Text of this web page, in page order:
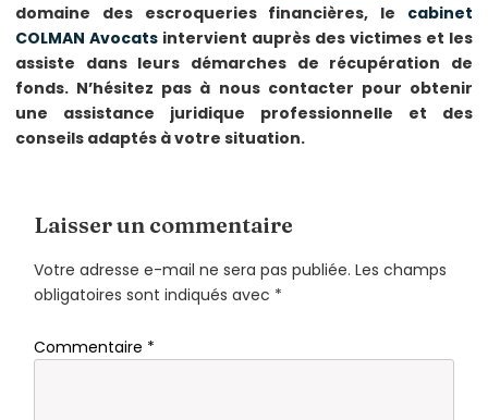
domaine des escroqueries financières, le cabinet
COLMAN Avocats intervient auprès des victimes et les
assiste dans leurs démarches de récupération de
fonds. N’hésitez pas à nous contacter pour obtenir
une assistance juridique professionnelle et des
conseils adaptés à votre situation.
Laisser un commentaire
Votre adresse e-mail ne sera pas publiée. Les champs
obligatoires sont indiqués avec *
Commentaire *